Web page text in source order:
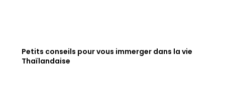
Petits conseils pour vous immerger dans la vie
Thaïlandaise